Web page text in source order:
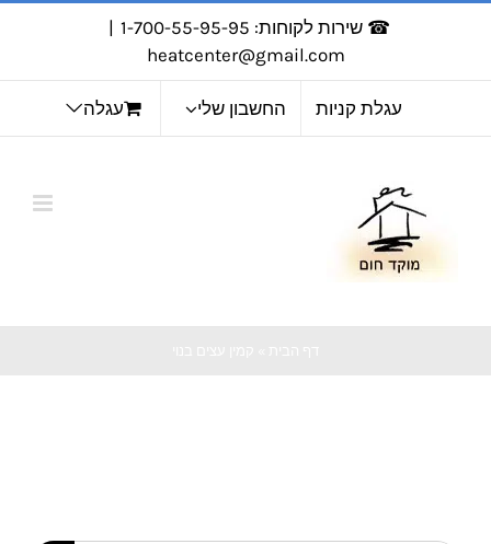
☎ שירות לקוחות: 1-700-55-95-95
|
heatcenter@gmail.com
עגלת קניות החשבון שלי עגלה